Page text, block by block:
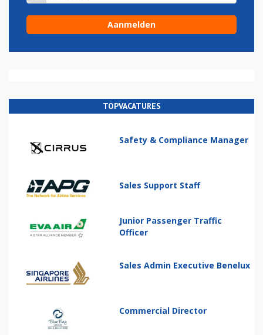
TOPVACATURES
Safety & Compliance Manager
Sales Support Staff
Junior Passenger Traffic
Officer
Sales Admin Executive Benelux
Commercial Director